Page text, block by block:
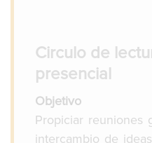
Circulo de
presencial
Objetivo
Propiciar reuniones
intercambio de